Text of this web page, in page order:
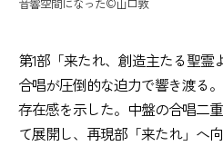
第1部「来たれ、創造主たる聖
合唱が圧倒的な迫力で響き渡る
存在感を示した。中盤の合唱二
て展開し、再現部「来たれ」へ